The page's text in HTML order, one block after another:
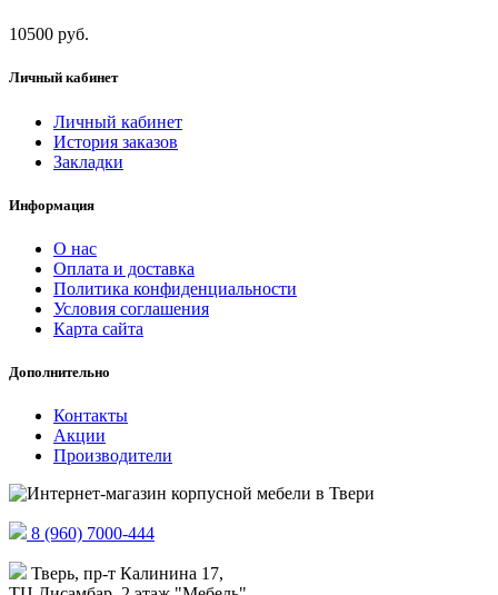
10500 руб.
Личный кабинет
Личный кабинет
История заказов
Закладки
Информация
О нас
Оплата и доставка
Политика конфиденциальности
Условия соглашения
Карта сайта
Дополнительно
Контакты
Акции
Производители
8 (960) 7000-444
Тверь, пр-т Калинина 17,